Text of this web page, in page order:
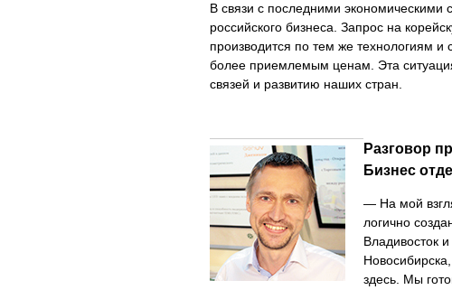
В связи с последними
российского бизнеса. Запрос на
производится по тем же технологиям и
более приемлемым ценам. Эта
связей и развитию наших стран.
Разговор
Бизнес
— На мой
логично
Владивосток
здесь. Мы